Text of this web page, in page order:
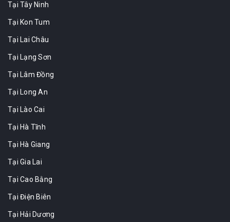
Tại Tây Ninh
Tại Kon Tum
Tại Lai Châu
Tại Lạng Sơn
Tại Lâm Đồng
Tại Long An
Tại Lào Cai
Tại Hà Tĩnh
Tại Hà Giang
Tại Gia Lai
Tại Cao Bằng
Tại Điện Biên
Tại Hải Dương